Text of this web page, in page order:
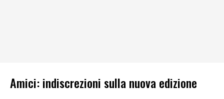
Amici: indiscrezioni sulla nuova edizione